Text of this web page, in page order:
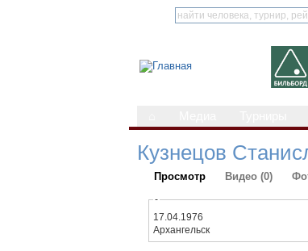
Кузнецов
Просмотр Видео (0)
-
17.04.1976
Архангельск